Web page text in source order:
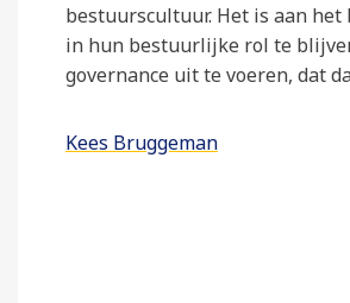
bestuurscultuur. Het is aan het
in hun bestuurlijke rol te
governance uit te voeren, dat
Kees Bruggeman